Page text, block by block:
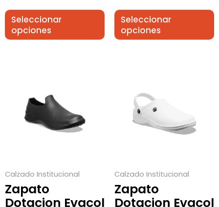
Seleccionar
opciones
Seleccionar
opciones
Calzado Institucional
Zapato
Dotacion Evacol
múltiples
variantes.
pueden
elegir
Calzado Institucional
Zapato
Dotacion Evacol
tiene
múltiples
variantes.
pueden
elegir